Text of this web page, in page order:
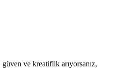
ve kreatiflik arıyorsanız,